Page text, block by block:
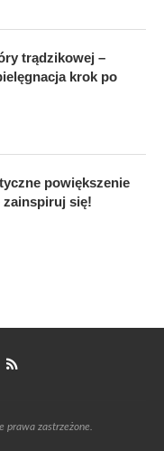
trądzikowej –
krok po
powiększenie
zainspiruj się!
zastrzeżone.